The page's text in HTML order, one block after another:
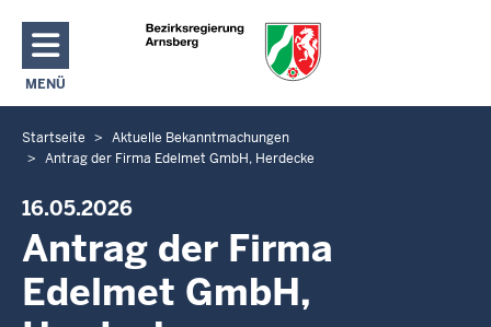
Direkt zum Inhalt
MENÜ
NAVIGATION AKTIVIEREN/DEAKTIVIEREN: HAUPTMENÜ
S
e
e
f
i
Startseite
Aktuelle Bekanntmachungen
Antrag der Firma Edelmet GmbH, Herdecke
16.05.2026
Antrag der Firma
Edelmet GmbH,